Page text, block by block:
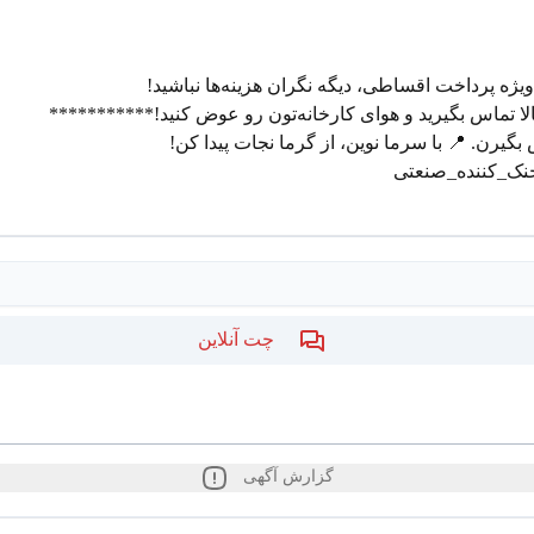
پرداخت اقساطی، دیگه نگران هزینه‌ها نباشید!
تماس بگیرید و هوای کارخانه‌تون رو عوض کنید!***********
بگیرن. 📍 با سرما نوین، از گرما نجات پیدا کن!
چت آنلاین
گزارش آگهی